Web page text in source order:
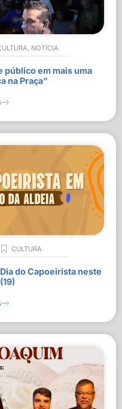
, NOTÍCIA
público em mais uma
na Praça”
CULTURA
do Capoeirista neste